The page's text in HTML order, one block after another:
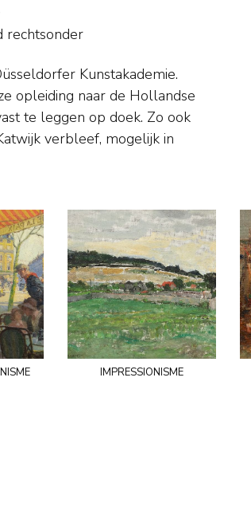
rechtsonder
Kunstakademie.
opleiding naar de Hollandse
te leggen op doek. Zo ook
verbleef, mogelijk in
die hier al vanaf 1905 ’s
kustgezichten.
op en strand, bij
impressionisme